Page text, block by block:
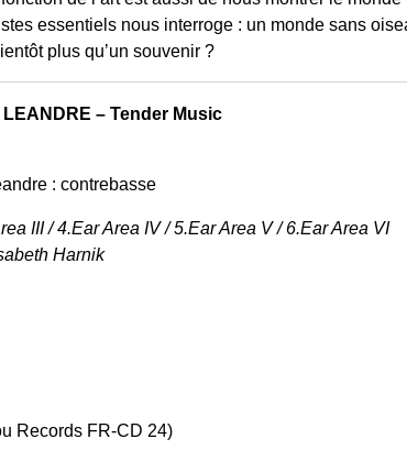
essentiels nous interroge : un monde sans
plus qu’un souvenir ?
– Tender Music
: contrebasse
III / 4.Ear Area IV / 5.Ear Area V / 6.Ear Area VI
Harnik
Records FR-CD 24)